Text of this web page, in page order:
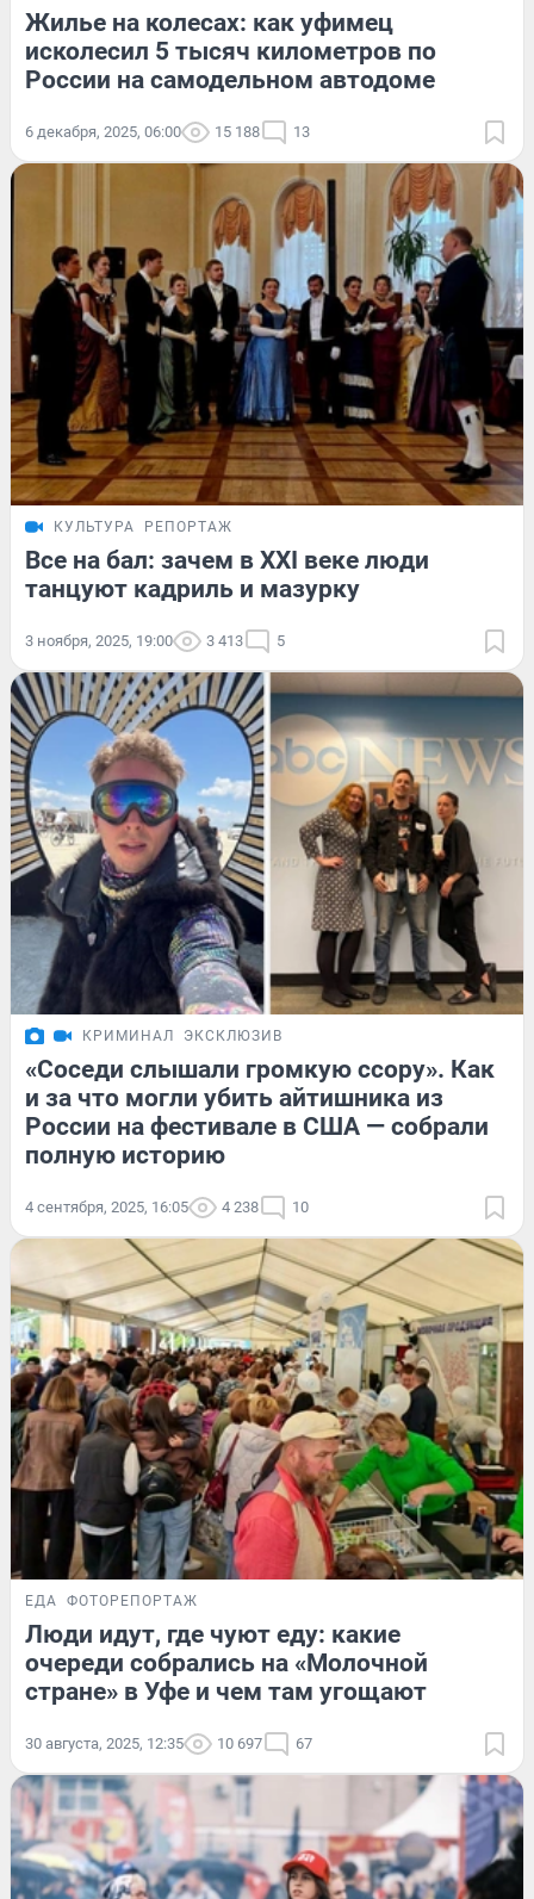
Жилье на колесах: как уфимец
исколесил 5 тысяч километров по
России на самодельном автодоме
6 декабря, 2025, 06:00 15 188 13
КУЛЬТУРА РЕПОРТАЖ
Все на бал: зачем в XXI веке люди
танцуют кадриль и мазурку
3 ноября, 2025, 19:00 3 413 5
КРИМИНАЛ ЭКСКЛЮЗИВ
«Соседи слышали громкую ссору». Как
и за что могли убить айтишника из
России на фестивале в США — собрали
полную историю
4 сентября, 2025, 16:05 4 238 10
ЕДА ФОТОРЕПОРТАЖ
Люди идут, где чуют еду: какие
очереди собрались на «Молочной
стране» в Уфе и чем там угощают
30 августа, 2025, 12:35 10 697 67